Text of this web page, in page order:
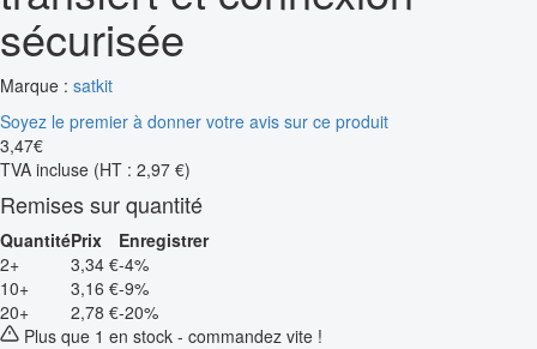
sécurisée
Marque : satkit
Soyez le premier à donner votre avis sur ce produit
3,47€
TVA incluse (HT : 2,97 €)
Remises sur quantité
QuantitéPrix
Enregistrer
2+
3,34 €-4%
10+
3,16 €-9%
20+
2,78 €-20%
Plus que 1 en stock - commandez vite !